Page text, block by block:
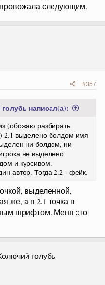
следующим.
#357
написал(а):
(обожаю разбирать
2.1 выделено болдом имя
ни болдом, ни
не выделено
и курсивом.
автор. Тогда 2.2 - фейк.
выделенной,
же, а в 2.1 точка в
шрифтом. Меня это
голубь